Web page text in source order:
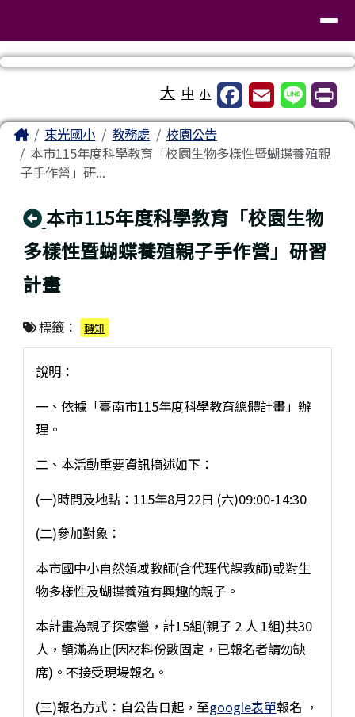
大 中 小
主內容區域
Home東光國小 教務處
校園公告
本市115年度科學教育「校園生物多樣性暨蝴蝶養殖親
子手作營」研...
回上頁
本市115年度科學教育「校園生物
多樣性暨蝴蝶養殖親子手作營」研習
計畫
標籤： 轉知
說明：
一、依據「臺南市115年度科學教育總體計畫」辦
理。
二、本活動重要資訊摘述如下：
(一)時間及地點：115年8月22日 (六)09:00-14:30
(二)參加對象：
本市國中小自然領域教師(含代理代課教師)或對生
物多樣性及蝴蝶養殖有興趣的親子。
本計畫為親子探索營，計15組(親子 2 人 1組)共30
人，額滿為止(因材料份數固定，已報名者請勿缺
席)。不接受現場報名。
(三)報名方式：自公告日起，至google表單報名 ，
頁尾區域